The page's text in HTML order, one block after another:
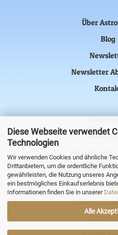
Diese Webseite verwendet
Technologien
Wir verwenden Cookies und ähnliche
Drittanbietern, um die ordentliche
gewährleisten, die Nutzung unseres
ein bestmögliches Einkaufserlebnis
Informationen finden Sie in unserer
Alle
Über
Blog
Newsletter
Versand und
AGB
Zahlung